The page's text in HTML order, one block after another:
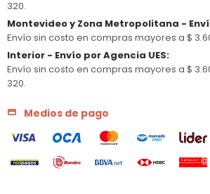
320.
Montevideo y Zona Metropolitana -
Envío sin costo en compras mayores a $
Interior - Envío por Agencia UES:
Envío sin costo en compras mayores a $
320.
Medios de pago